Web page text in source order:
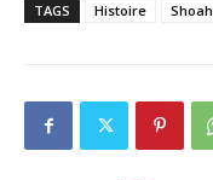
TAGS Histoire Shoah